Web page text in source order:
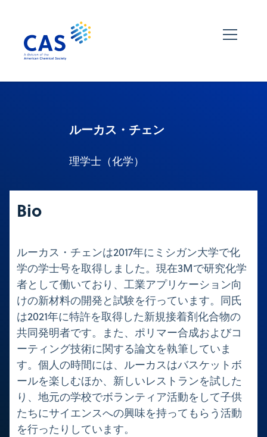
ルーカス・チェン
理学士（化学）
Bio
ルーカス・チェンは2017年にミシガン大学で化
学の学士号を取得しました。現在3Mで研究化学
者として働いており、工業アプリケーション向
けの新材料の開発と試験を行っています。同氏
は2021年に特許を取得した新規接着剤化合物の
共同発明者です。また、ポリマー合成およびコ
ーティング技術に関する論文を執筆していま
す。個人の時間には、ルーカスはバスケットボ
ールを楽しむほか、新しいレストランを試した
り、地元の学校でボランティア活動をして子供
たちにサイエンスへの興味を持ってもらう活動
を行ったりしています。